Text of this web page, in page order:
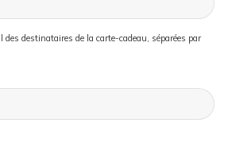
destinataires de la carte-cadeau, séparées par